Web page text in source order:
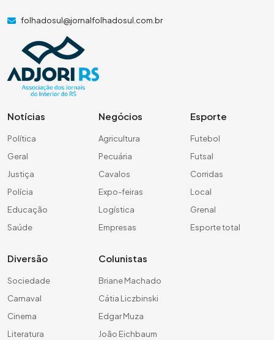
folhadosul@jornalfolhadosul.com.br
Notícias
Política
Geral
Justiça
Polícia
Educação
Saúde
Negócios
Agricultura
Pecuária
Cavalos
Expo-feiras
Logística
Empresas
Esporte
Futebol
Futsal
Corridas
Local
Grenal
Esporte total
Diversão
Sociedade
Carnaval
Cinema
Literatura
Colunistas
Briane Machado
Cátia Liczbinski
Edgar Muza
João Eichbaum